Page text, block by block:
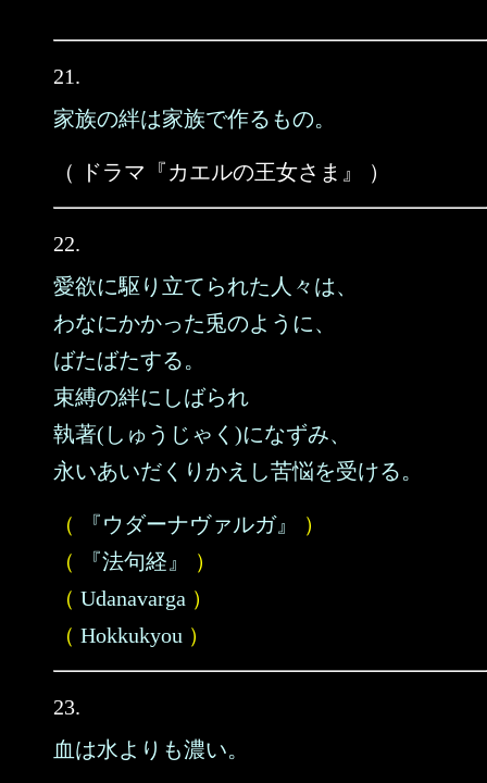
21.
家族の絆は家族で作るもの。
（ ドラマ『カエルの王女さま』 ）
22.
愛欲に駆り立てられた人々は、
わなにかかった兎のように、
ばたばたする。
束縛の絆にしばられ
執著(しゅうじゃく)になずみ、
永いあいだくりかえし苦悩を受ける。
（ 『ウダーナヴァルガ』
）
（
『法句経』
）
（ Udanavarga ）
（ Hokkukyou ）
23.
血は水よりも濃い。